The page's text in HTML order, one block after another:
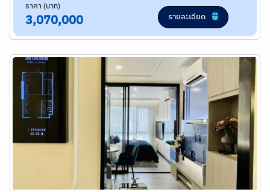
ราคา (บาท)
3,070,000 รายละเอียด